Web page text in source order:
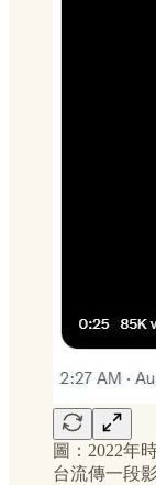
圖：2022年
台流傳一段